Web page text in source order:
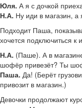
Юля. А я с дочкой
Н.А. Ну иди в магазин, а
Подходит Паша,
хочется подключиться к
Н.А. (Паше). А в
шофёр привезёт? Ты
Паша. Да! (Берёт
привозит в магазин.)
Девочки продолжают